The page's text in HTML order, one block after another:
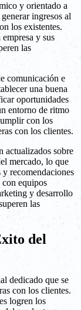
y orientado a
ingresos al
los existentes.
y sus
las
comunicación e
una buena
oportunidades
entorno de ritmo
con los
con los clientes.
actualizados sobre
mercado, lo que
recomendaciones
con equipos
y desarrollo
las
del
dedicado que se
con los clientes.
logren los